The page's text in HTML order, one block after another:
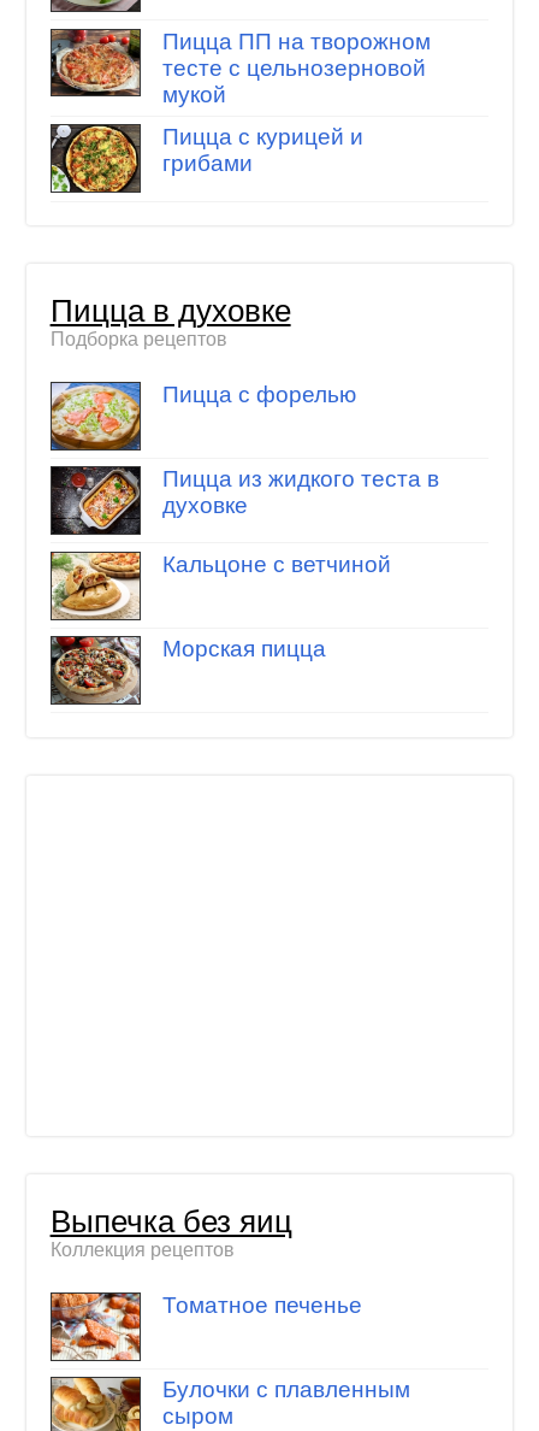
Пицца ПП на творожном
тесте с цельнозерновой
мукой
Пицца с курицей и
грибами
Пицца в духовке
Подборка рецептов
Пицца с форелью
Пицца из жидкого теста в
духовке
Кальцоне с ветчиной
Морская пицца
Выпечка без яиц
Коллекция рецептов
Томатное печенье
Булочки с плавленным
сыром